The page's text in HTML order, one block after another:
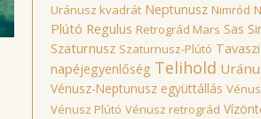
Uránusz kvadrát Neptunusz Nimród
Plútó Regulus Retrográd Mars Sas
Szaturnusz Szaturnusz-Plútó Tavaszi
napéjegyenlőség Telihold
Vénusz-Neptunusz együttállás
Vénusz Plútó Vénusz retrográd